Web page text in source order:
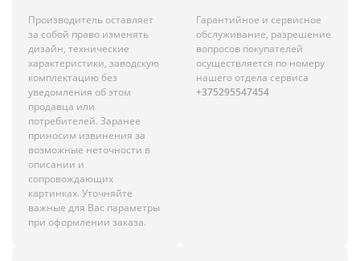
Производитель оставляет
за собой право изменять
дизайн, технические
характеристики, заводскую
комплектацию без
уведомления об этом
продавца или
потребителей. Заранее
приносим извинения за
возможные неточности в
описании и
сопровождающих
картинках. Уточняйте
важные для Вас параметры
при оформлении заказа.
Гарантийное и сервисное
обслуживание, разрешение
вопросов покупателей
осуществляется по номеру
нашего отдела сервиса
+375295547454